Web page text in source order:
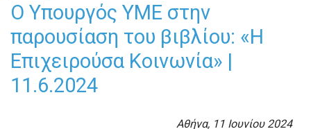
Ο Υπουργός ΥΜΕ στην
παρουσίαση του βιβλίου: «Η
Επιχειρούσα Κοινωνία» |
11.6.2024
Αθήνα, 11 Ιουνίου 2024